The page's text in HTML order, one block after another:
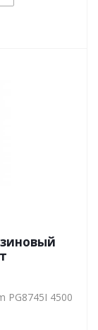
PG8745I 4500